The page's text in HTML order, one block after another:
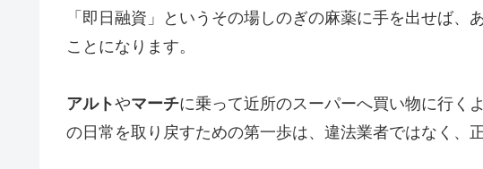
「即日融資」というその場しのぎの麻薬に手を出せば
ことになります。
アルトやマーチに乗って近所のスーパーへ買い物に行く
の日常を取り戻すための第一歩は、違法業者ではなく、